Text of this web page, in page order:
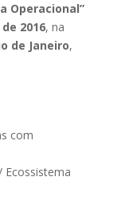
Operacional”
2016, na
de Janeiro,
com
Ecossistema